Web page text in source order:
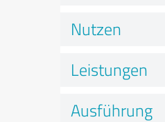
Nutzen
Leistungen
Ausführung